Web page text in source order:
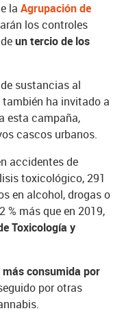
la Agrupación de
los controles
un tercio de los
sustancias al
ha invitado a
esta campaña,
cascos urbanos.
accidentes de
toxicológico, 291
en alcohol, drogas o
% más que en 2019,
Toxicología y
consumida por
por otras